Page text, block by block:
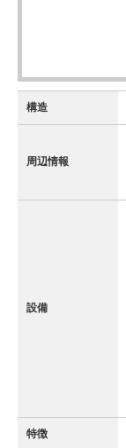
構造
周辺情報
設備
特徴